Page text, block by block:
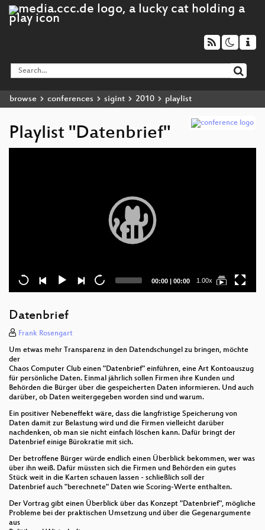
browse conferences sigint 2010 playlist
Playlist "Datenbrief"
Current
00:00 | Total
00:00 1.00x
Datenbrief
Frank Rosengart
Um etwas mehr Transparenz in den Datendschungel zu bringen, möchte
der
Chaos Computer Club einen "Datenbrief" einführen, eine Art Kontoauszug
für persönliche Daten. Einmal jährlich sollen Firmen ihre Kunden und
Behörden die Bürger über die gespeicherten Daten informieren. Und auch
darüber, ob Daten weitergegeben worden sind und warum.
Ein positiver Nebeneffekt wäre, dass die langfristige Speicherung von
Daten damit zur Belastung wird und die Firmen vielleicht darüber
nachdenken, ob man sie nicht einfach löschen kann. Dafür bringt der
Datenbrief einige Bürokratie mit sich.
Der betroffene Bürger würde endlich einen Überblick bekommen, wer was
über ihn weiß. Dafür müssten sich die Firmen und Behörden ein gutes
Stück weit in die Karten schauen lassen - schließlich soll der
Datenbrief auch "berechnete" Daten wie Scoring-Werte enthalten.
Der Vortrag gibt einen Überblick über das Konzept "Datenbrief", mögliche
Probleme bei der praktischen Umsetzung und über die Gegenargumente
aus